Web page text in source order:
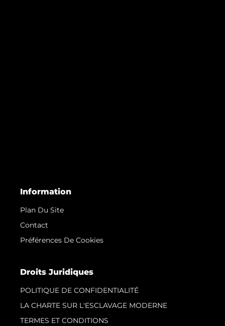
Information
Plan Du Site
Contact
Préférences De Cookies
Droits Juridiques
POLITIQUE DE CONFIDENTIALITÉ
LA CHARTE SUR L'ESCLAVAGE MODERNE
TERMES ET CONDITIONS